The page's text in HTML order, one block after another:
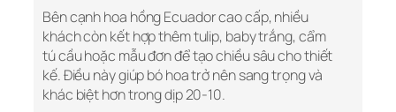
Bên cạnh hoa hồng Ecuador cao cấp, nhiều
khách còn kết hợp thêm tulip, baby trắng, cẩm
tú cầu hoặc mẫu đơn để tạo chiều sâu cho thiết
kế. Điều này giúp bó hoa trở nên sang trọng và
khác biệt hơn trong dịp 20-10.